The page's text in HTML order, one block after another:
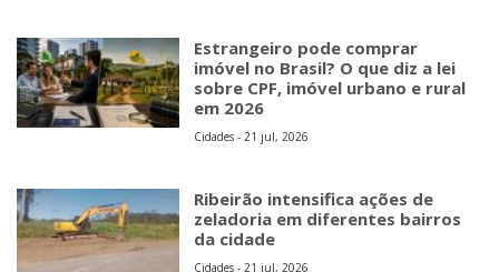
Estrangeiro pode comprar
imóvel no Brasil? O que diz a lei
sobre CPF, imóvel urbano e rural
em 2026
Cidades - 21 jul, 2026
Ribeirão intensifica ações de
zeladoria em diferentes bairros
da cidade
Cidades - 21 jul, 2026